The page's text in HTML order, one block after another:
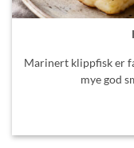
Marinert klippfisk er
mye god